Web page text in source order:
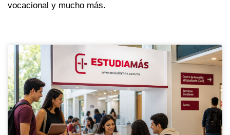
vocacional y mucho más.